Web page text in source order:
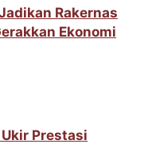
Rakernas
Ekonomi
Prestasi